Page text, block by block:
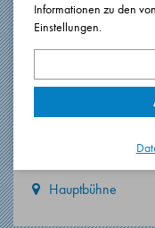
EIN
Hauptbühne
Informationen zu den
Einstellungen.